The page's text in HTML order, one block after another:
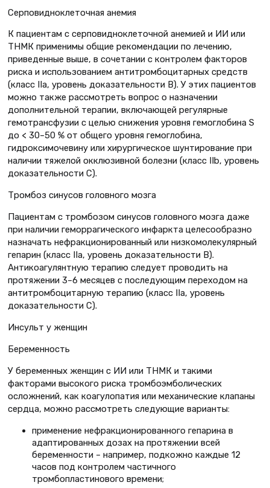
Серповидноклеточная анемия
К пациентам с серповидноклеточной анемией и ИИ или
ТНМК применимы общие рекомендации по лечению,
приведенные выше, в сочетании с контролем факторов
риска и использованием антитромбоцитарных средств
(класс IIa, уровень доказательности B). У этих пациентов
можно также рассмотреть вопрос о назначении
дополнительной терапии, включающей регулярные
гемотрансфузии с целью снижения уровня гемоглобина S
до < 30–50 % от общего уровня гемоглобина,
гидроксимочевину или хирургическое шунтирование при
наличии тяжелой окклюзивной болезни (класс IIb, уровень
доказательности C).
Тромбоз синусов головного мозга
Пациентам с тромбозом синусов головного мозга даже
при наличии геморрагического инфаркта целесообразно
назначать нефракционированный или низкомолекулярный
гепарин (класс IIa, уровень доказательности B).
Антикоагулянтную терапию следует проводить на
протяжении 3–6 месяцев с последующим переходом на
антитромбоцитарную терапию (класс IIa, уровень
доказательности С).
Инсульт у женщин
Беременность
У беременных женщин с ИИ или ТНМК и такими
факторами высокого риска тромбоэмболических
осложнений, как коагулопатия или механические клапаны
сердца, можно рассмотреть следующие варианты:
применение нефракционированного гепарина в
адаптированных дозах на протяжении всей
беременности – например, подкожно каждые 12
часов под контролем частичного
тромбопластинового времени;